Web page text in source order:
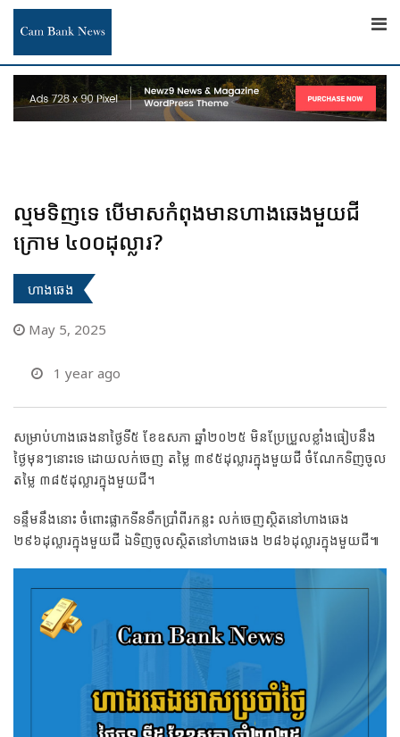
Skip
content
ល្មមទិញទេ បើមាសកំពុងមានហាងឆេងមួយជី
ក្រោម ៤០០ដុល្លារ?
ហាងឆេង
May 5, 2025
1 year ago
សម្រាប់ហាងឆេងនាថ្ងៃទី៥ ខែឧសភា ឆ្នាំ២០២៥ មិនប្រែប្រួលខ្លាំងធៀបនឹង
ថ្ងៃមុនៗនោះទេ ដោយលក់ចេញ តម្លៃ ៣៩៥ដុល្លារក្នុងមួយជី ចំណែកទិញចូល
តម្លៃ ៣៨៥ដុល្លារក្នុងមួយជី។
ទន្ទឹមនឹងនោះ ចំពោះផ្លាកទីនទឹកប្រាំពីរកន្លះ លក់ចេញស្ថិតនៅហាងឆេង
២៩៦ដុល្លារក្នុងមួយជី ឯទិញចូលស្ថិតនៅហាងឆេង ២៨៦ដុល្លារក្នុងមួយជី៕